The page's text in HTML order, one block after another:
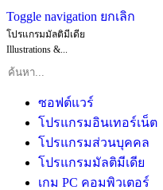
Toggle navigation ยกเลิก
โปรแกรมมัลติมีเดีย
Illustrations &...
ซอฟต์แวร์
โปรแกรมอินเทอร์เน็ต
โปรแกรมส่วนบุคคล
โปรแกรมมัลติมีเดีย
เกม PC คอมพิวเตอร์